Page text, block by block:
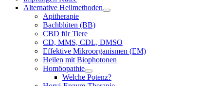
Alternative Heilmethoden
Apitherapie
Bachblüten (BB)
CBD für Tiere
CD, MMS, CDL, DMSO
Effektive Mikroorganismen (EM)
Heilen mit Biophotonen
Homöopathie
Welche Potenz?